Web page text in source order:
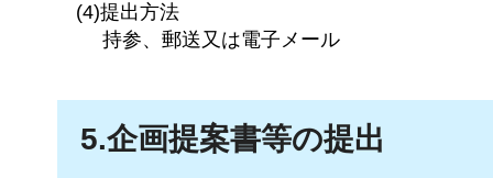
(4)提出方法
持参、郵送又は電子メール
5.企画提案書等の提出